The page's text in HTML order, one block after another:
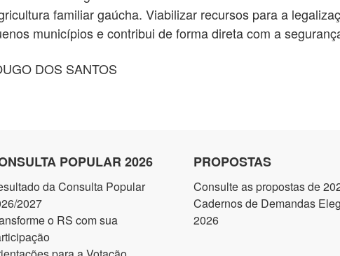
familiar gaúcha. Viabilizar recursos para a
municípios e contribui de forma direta com a
DOS SANTOS
POPULAR 2026
da Consulta Popular
2027
o RS com sua
PROPOSTAS
Consulte as propostas de
Cadernos de Demandas
2026